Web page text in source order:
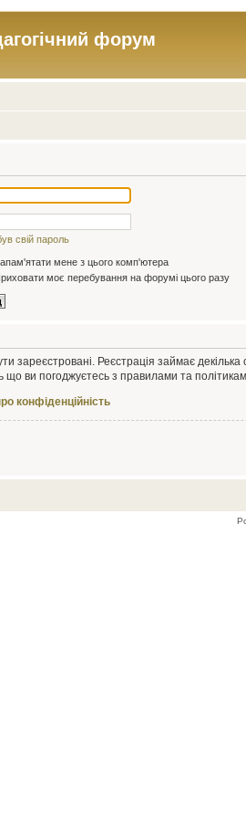
форум
свій пароль
мене з цього комп'ютера
моє перебування на форумі цього разу
зареєстровані. Реєстрація займає
що ви погоджуєтесь з правилами та
конфіденційність